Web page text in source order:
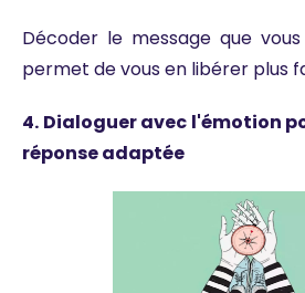
Décoder le message que
permet de vous en libérer plus
4. Dialoguer avec l'émotion
réponse adaptée